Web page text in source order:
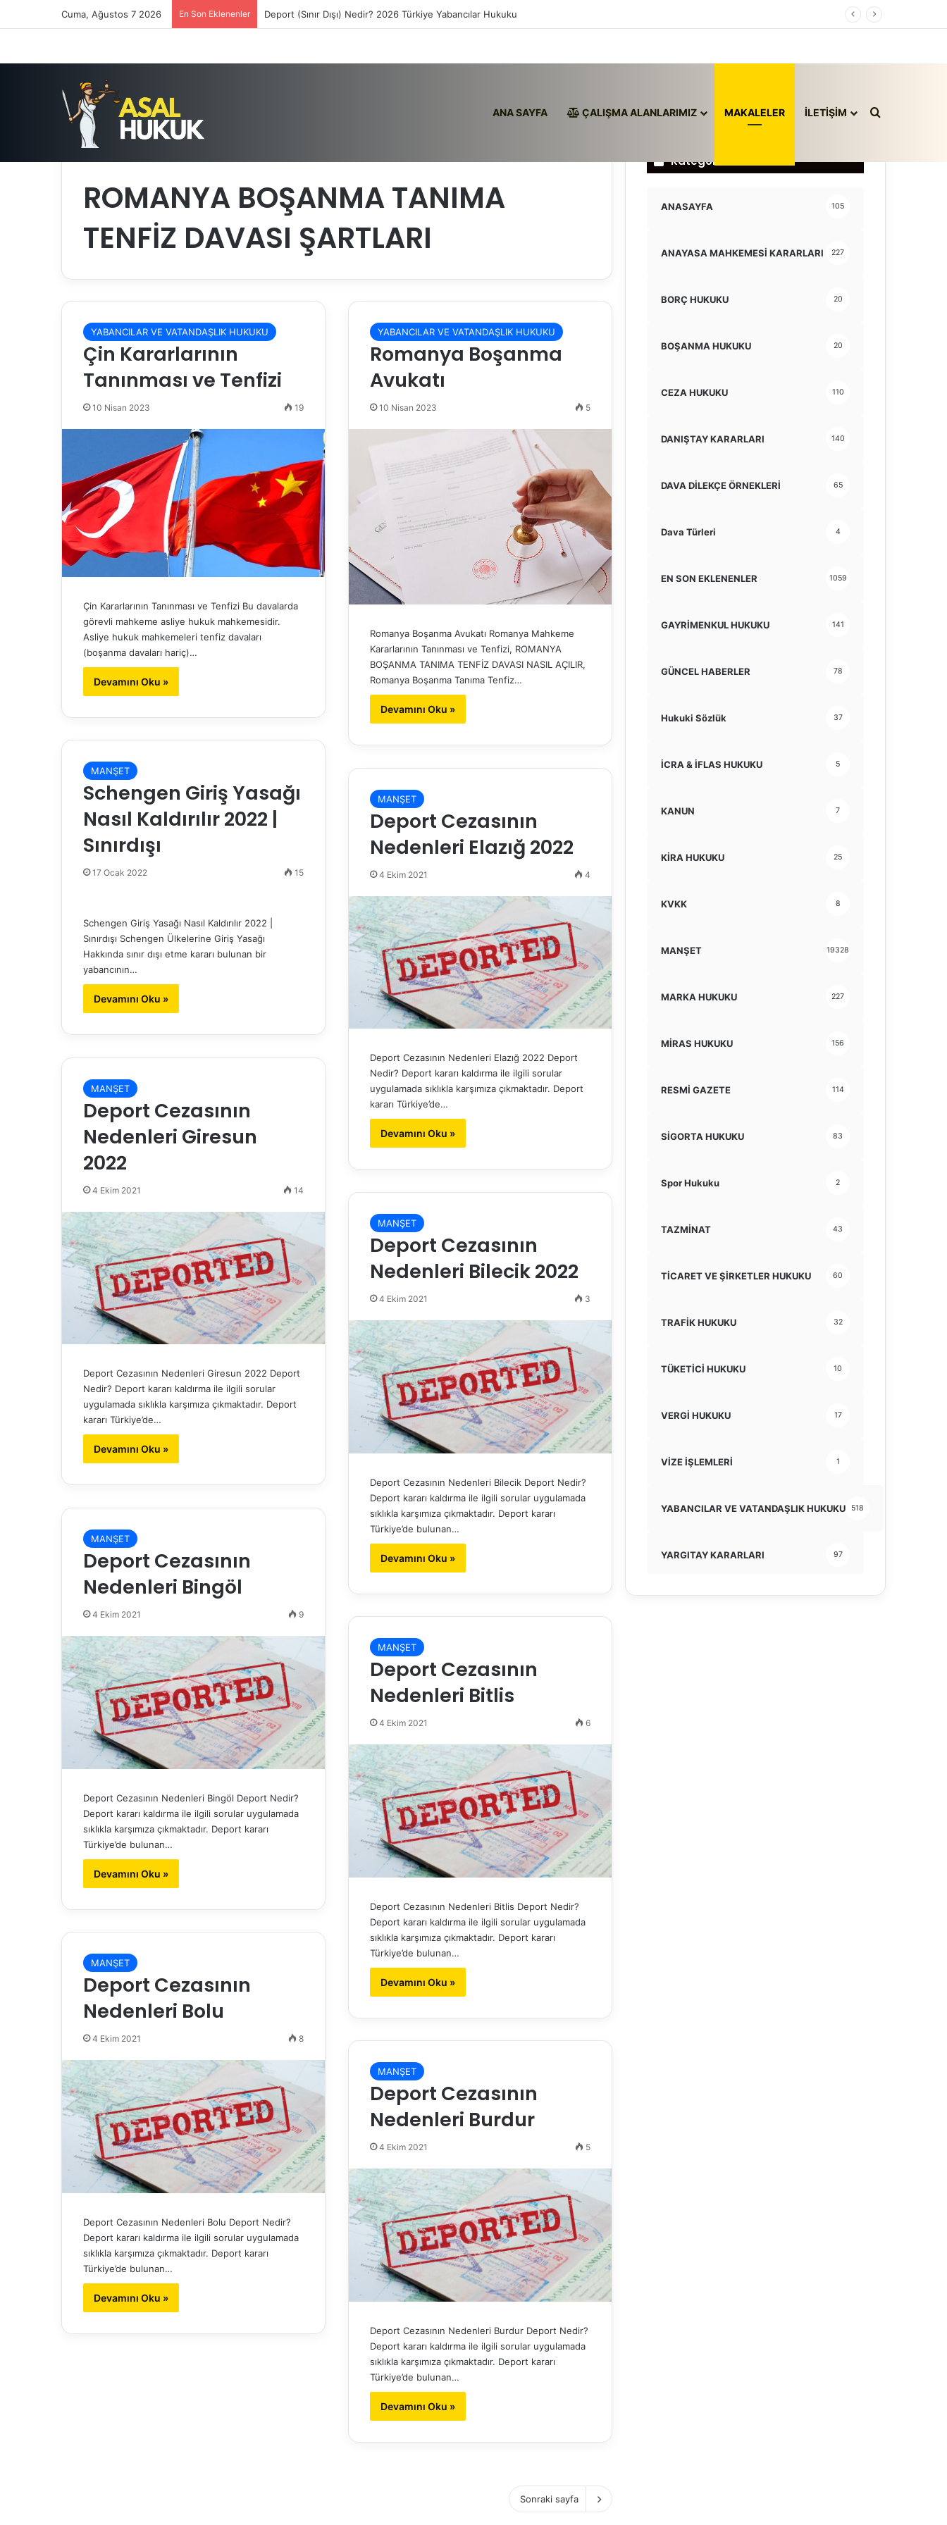
Cuma, Ağustos 7 2026 En Son Eklenenler Deport (Sınır Dışı) Nedir? 2026 Türkiye Yabancılar Hukuku
ANA SAYFA ÇALIŞMA ALANLARIMIZ MAKALELER İLETİŞİM Arama yap
ROMANYA BOŞANMA TANIMA
TENFİZ DAVASI ŞARTLARI
YABANCILAR VE VATANDAŞLIK HUKUKU
Çin Kararlarının
Tanınması ve Tenfizi
10 Nisan 2023 19
Çin Kararlarının Tanınması ve Tenfizi Bu davalarda
görevli mahkeme asliye hukuk mahkemesidir.
Asliye hukuk mahkemeleri tenfiz davaları
(boşanma davaları hariç)…
Devamını Oku »
YABANCILAR VE VATANDAŞLIK HUKUKU
Romanya Boşanma
Avukatı
10 Nisan 2023 5
Romanya Boşanma Avukatı Romanya Mahkeme
Kararlarının Tanınması ve Tenfizi, ROMANYA
BOŞANMA TANIMA TENFİZ DAVASI NASIL AÇILIR,
Romanya Boşanma Tanıma Tenfiz…
Devamını Oku »
MANŞET
Schengen Giriş Yasağı
Nasıl Kaldırılır 2022 |
Sınırdışı
17 Ocak 2022 15
Schengen Giriş Yasağı Nasıl Kaldırılır 2022 |
Sınırdışı Schengen Ülkelerine Giriş Yasağı
Hakkında sınır dışı etme kararı bulunan bir
yabancının…
Devamını Oku »
MANŞET
Deport Cezasının
Nedenleri Elazığ 2022
4 Ekim 2021 4
Deport Cezasının Nedenleri Elazığ 2022 Deport
Nedir? Deport kararı kaldırma ile ilgili sorular
uygulamada sıklıkla karşımıza çıkmaktadır. Deport
kararı Türkiye’de…
Devamını Oku »
MANŞET
Deport Cezasının
Nedenleri Giresun
2022
4 Ekim 2021 14
Deport Cezasının Nedenleri Giresun 2022 Deport
Nedir? Deport kararı kaldırma ile ilgili sorular
uygulamada sıklıkla karşımıza çıkmaktadır. Deport
kararı Türkiye’de…
Devamını Oku »
MANŞET
Deport Cezasının
Nedenleri Bilecik 2022
4 Ekim 2021 3
Deport Cezasının Nedenleri Bilecik Deport Nedir?
Deport kararı kaldırma ile ilgili sorular uygulamada
sıklıkla karşımıza çıkmaktadır. Deport kararı
Türkiye’de bulunan…
Devamını Oku »
MANŞET
Deport Cezasının
Nedenleri Bingöl
4 Ekim 2021 9
Deport Cezasının Nedenleri Bingöl Deport Nedir?
Deport kararı kaldırma ile ilgili sorular uygulamada
sıklıkla karşımıza çıkmaktadır. Deport kararı
Türkiye’de bulunan…
Devamını Oku »
MANŞET
Deport Cezasının
Nedenleri Bitlis
4 Ekim 2021 6
Deport Cezasının Nedenleri Bitlis Deport Nedir?
Deport kararı kaldırma ile ilgili sorular uygulamada
sıklıkla karşımıza çıkmaktadır. Deport kararı
Türkiye’de bulunan…
Devamını Oku »
MANŞET
Deport Cezasının
Nedenleri Bolu
4 Ekim 2021 8
Deport Cezasının Nedenleri Bolu Deport Nedir?
Deport kararı kaldırma ile ilgili sorular uygulamada
sıklıkla karşımıza çıkmaktadır. Deport kararı
Türkiye’de bulunan…
Devamını Oku »
MANŞET
Deport Cezasının
Nedenleri Burdur
4 Ekim 2021 5
Deport Cezasının Nedenleri Burdur Deport Nedir?
Deport kararı kaldırma ile ilgili sorular uygulamada
sıklıkla karşımıza çıkmaktadır. Deport kararı
Türkiye’de bulunan…
Devamını Oku »
Sonraki sayfa
Kategoriler
ANASAYFA 105
ANAYASA MAHKEMESİ KARARLARI 227
BORÇ HUKUKU 20
BOŞANMA HUKUKU 20
CEZA HUKUKU 110
DANIŞTAY KARARLARI 140
DAVA DİLEKÇE ÖRNEKLERİ 65
Dava Türleri 4
EN SON EKLENENLER 1059
GAYRİMENKUL HUKUKU 141
GÜNCEL HABERLER 78
Hukuki Sözlük 37
İCRA & İFLAS HUKUKU 5
KANUN 7
KİRA HUKUKU 25
KVKK 8
MANŞET 19328
MARKA HUKUKU 227
MİRAS HUKUKU 156
RESMİ GAZETE 114
SİGORTA HUKUKU 83
Spor Hukuku 2
TAZMİNAT 43
TİCARET VE ŞİRKETLER HUKUKU 60
TRAFİK HUKUKU 32
TÜKETİCİ HUKUKU 10
VERGİ HUKUKU 17
VİZE İŞLEMLERİ 1
YABANCILAR VE VATANDAŞLIK HUKUKU 518
YARGITAY KARARLARI 97